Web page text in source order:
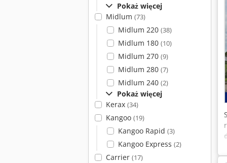
Pokaż więcej
Midlum (73)
Midlum 220 (38)
Midlum 180 (10)
Midlum 270 (9)
Midlum 280 (7)
Midlum 240 (2)
Pokaż więcej
Kerax (34)
Kangoo (19)
Kangoo Rapid (3)
Kangoo Express (2)
Carrier (17)